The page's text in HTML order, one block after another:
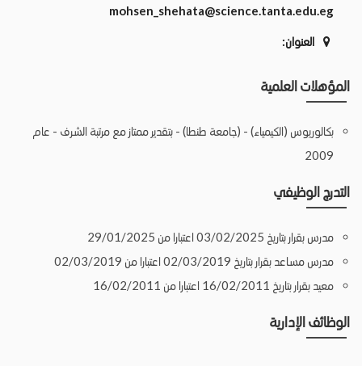
mohsen_shehata@science.tanta.edu.eg
العنوان:
المؤهلات العلمية
بكالوريوس (الكيمياء) - (جامعة طنطا) - بتقدير ممتاز مع مرتبة الشرف - عام
2009
التدرج الوظيفي
مدرس بقرار بتاريخ 03/02/2025 اعتبارا من 29/01/2025
مدرس مساعد بقرار بتاريخ 02/03/2019 اعتبارا من 02/03/2019
معيد بقرار بتاريخ 16/02/2011 اعتبارا من 16/02/2011
الوظائف الإدارية